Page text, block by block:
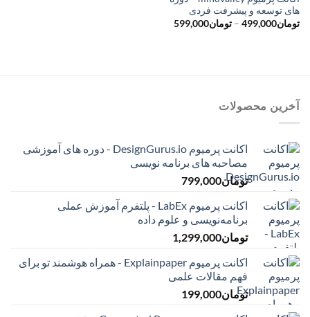
های توسعه و پیشرفت فردی
تومان499,000
– تومان599,000محدوده
آخرین محصولات
اکانت پرمیوم DesignGurus.io - دوره ‌های آموزشی
مصاحبه ‌های برنامه نویسی
تومان799,000
اکانت پرمیوم LabEx - پلتفرم آموزش عملی
برنامه‌نویسی و علوم داده
تومان1,299,000
اکانت پرمیوم Explainpaper - همراه هوشمند تو برای
فهم مقالات علمی
تومان199,000